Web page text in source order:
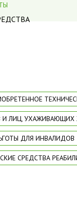
И ЛИЦ,
ДЛЯ ИНВАЛИДОВ
СРЕДСТВА